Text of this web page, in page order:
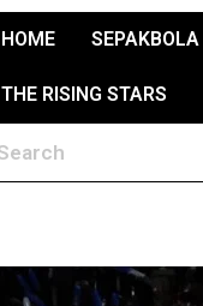
HOME SEPAKBOLA
THE RISING STARS